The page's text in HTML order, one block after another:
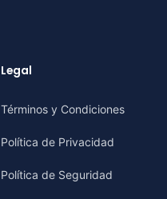
Legal
Términos y Condiciones
Política de Privacidad
Política de Seguridad